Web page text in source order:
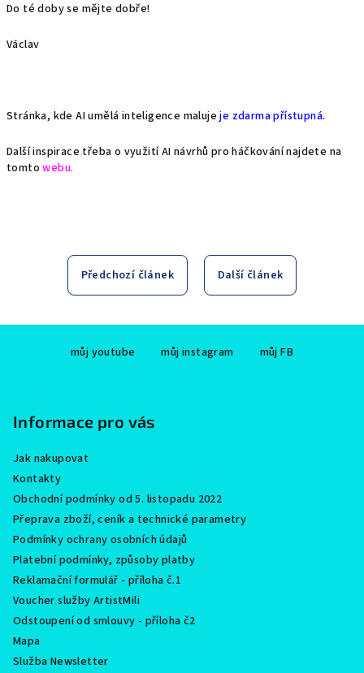
Do té doby se mějte dobře!
Václav
Stránka, kde AI umělá inteligence malujeje zdarma přístupná.
Další inspirace třeba o využití AI návrhů pro háčkování najdete na
tomto webu.
Předchozí článek Další článek
můj youtube můj instagram můj FB
Informace pro vás
Jak nakupovat
Kontakty
Obchodní podmínky od 5. listopadu 2022
Přeprava zboží, ceník a technické parametry
Podmínky ochrany osobních údajů
Platební podmínky, způsoby platby
Reklamační formulář - příloha č.1
Voucher služby ArtistMili
Odstoupení od smlouvy - příloha č2
Mapa
Služba Newsletter